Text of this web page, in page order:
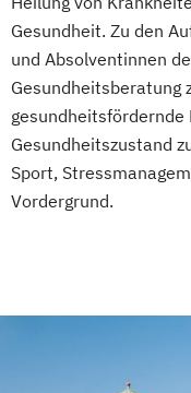
Gesundheit. Zu den
und Absolventinnen
Gesundheitsberatung
gesundheitsfördernde
Gesundheitszustand
Sport,
Vordergrund.